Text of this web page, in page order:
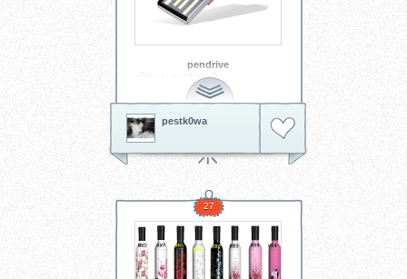
pendrive
różowy pendrive :)
pestk0wa
27